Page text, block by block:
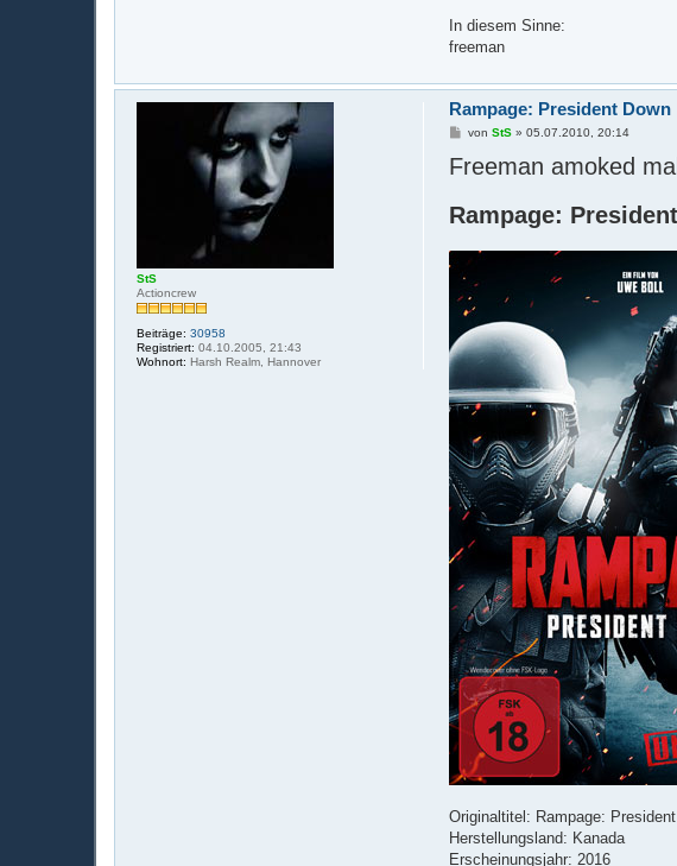
In diesem Sinne:
freeman
StS
Actioncrew
Beiträge: 30958
Registriert: 04.10.2005, 21:43
Wohnort: Harsh Realm, Hannover
Rampage: President Down
B
i
t
g
vonStS »05.07.2010, 20:14
Freeman amoked
Rampage:
Originaltitel: Rampage:
Herstellungsland: Kanada
Erscheinungsjahr: 2016